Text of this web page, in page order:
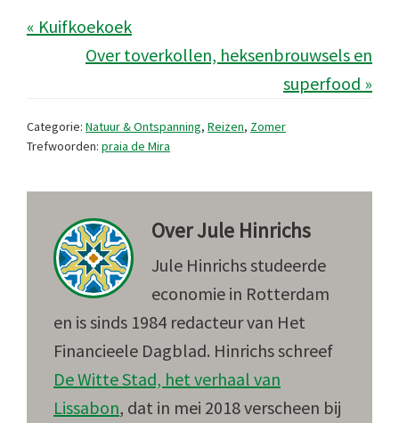
« Kuifkoekoek
Over toverkollen, heksenbrouwsels en
superfood »
Categorie: Natuur & Ontspanning, Reizen, Zomer
Trefwoorden: praia de Mira
OverJule Hinrichs
Jule Hinrichs studeerde
economie in Rotterdam
en is sinds 1984 redacteur van Het
Financieele Dagblad. Hinrichs schreef
De Witte Stad, het verhaal van
Lissabon, dat in mei 2018 verscheen bij